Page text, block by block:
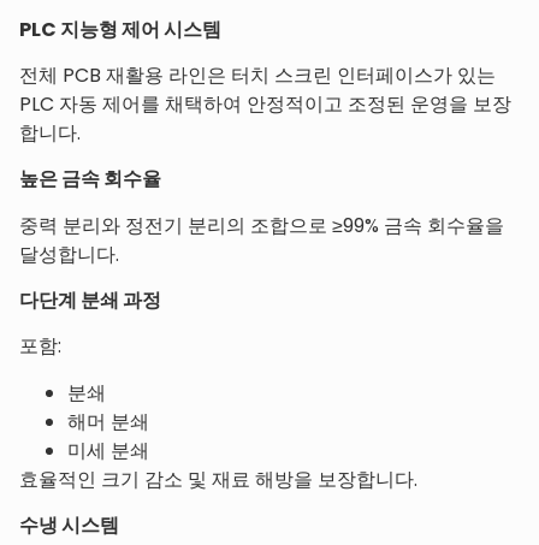
PLC 지능형 제어 시스템
전체 PCB 재활용 라인은 터치 스크린 인터페이스가 있는
PLC 자동 제어를 채택하여 안정적이고 조정된 운영을 보장
합니다.
높은 금속 회수율
중력 분리와 정전기 분리의 조합으로 ≥99% 금속 회수율을
달성합니다.
다단계 분쇄 과정
포함:
분쇄
해머 분쇄
미세 분쇄
효율적인 크기 감소 및 재료 해방을 보장합니다.
수냉 시스템